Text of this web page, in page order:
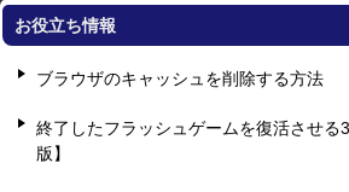
お役立ち情報
ブラウザのキャッシュを削除する方法
終了したフラッシュゲームを復活させる
版】